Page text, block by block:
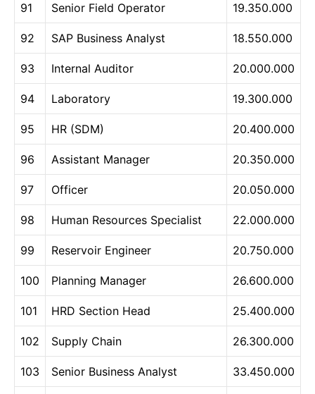
91 Senior Field Operator 19.350.000
92 SAP Business Analyst 18.550.000
93 Internal Auditor 20.000.000
94 Laboratory 19.300.000
95 HR (SDM) 20.400.000
96 Assistant Manager 20.350.000
97 Officer 20.050.000
98 Human Resources Specialist 22.000.000
99 Reservoir Engineer 20.750.000
100 Planning Manager 26.600.000
101 HRD Section Head 25.400.000
102 Supply Chain 26.300.000
103 Senior Business Analyst 33.450.000